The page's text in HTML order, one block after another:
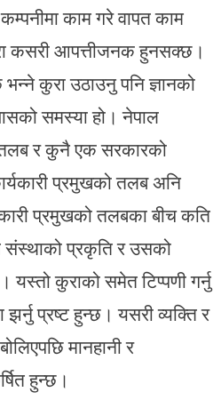
काम गरे वापत काम
कसरी आपत्तीजनक हुनसक्छ।
कुरा उठाउनु पनि ज्ञानको
समस्या हो। नेपाल
र कुनै एक सरकारको
प्रमुखको तलब अनि
प्रमुखको तलबका बीच कति
प्रकृति र उसको
यस्तो कुराको समेत टिप्पणी गर्नु
प्रष्ट हुन्छ। यसरी व्यक्ति र
मानहानी र
हुन्छ।